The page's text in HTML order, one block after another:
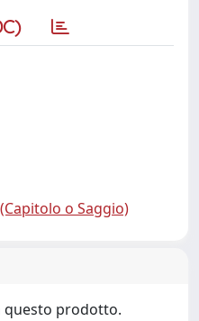
o Saggio)
questo prodotto.